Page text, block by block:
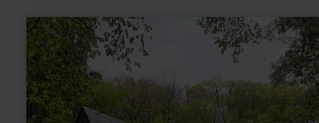
mehr
erfahren
zu:
Kreuzkapelle
und
Jakobsweg
zu
Neuerburg